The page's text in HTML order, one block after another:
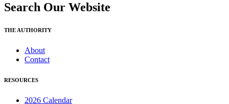
Search Our Website
THE AUTHORITY
About
Contact
RESOURCES
2026 Calendar